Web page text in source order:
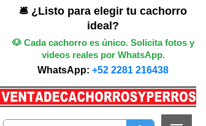
🛎️ ¿Listo para elegir tu cachorro
ideal?
🐶 Cada cachorro es único. Solicita fotos y
videos reales por WhatsApp.
WhatsApp: +52 2281 216438